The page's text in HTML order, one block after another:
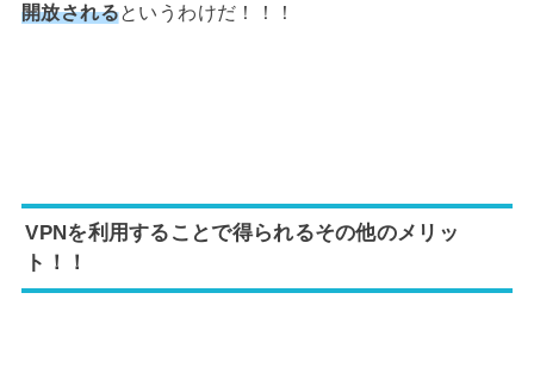
開放されるというわけだ！！！
VPNを利用することで得られるその他のメリッ
ト！！